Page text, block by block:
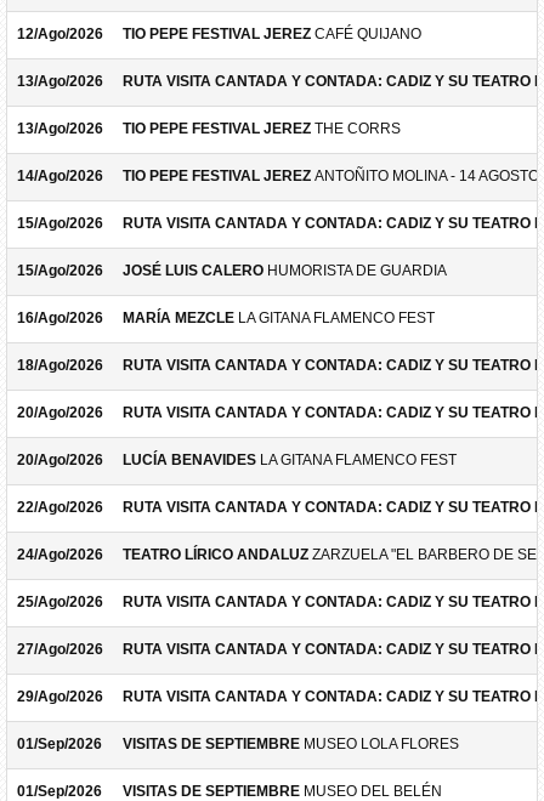
12/Ago/2026 TIO PEPE FESTIVAL JEREZ CAFÉ QUIJANO
13/Ago/2026 RUTA VISITA CANTADA Y CONTADA: CADIZ Y SU TEATRO
13/Ago/2026 TIO PEPE FESTIVAL JEREZ THE CORRS
14/Ago/2026 TIO PEPE FESTIVAL JEREZ ANTOÑITO MOLINA - 14 AGOSTO
15/Ago/2026 RUTA VISITA CANTADA Y CONTADA: CADIZ Y SU TEATRO
15/Ago/2026 JOSÉ LUIS CALERO HUMORISTA DE GUARDIA
16/Ago/2026 MARÍA MEZCLE LA GITANA FLAMENCO FEST
18/Ago/2026 RUTA VISITA CANTADA Y CONTADA: CADIZ Y SU TEATRO
20/Ago/2026 RUTA VISITA CANTADA Y CONTADA: CADIZ Y SU TEATRO
20/Ago/2026 LUCÍA BENAVIDES LA GITANA FLAMENCO FEST
22/Ago/2026 RUTA VISITA CANTADA Y CONTADA: CADIZ Y SU TEATRO
24/Ago/2026 TEATRO LÍRICO ANDALUZ ZARZUELA "EL BARBERO DE
25/Ago/2026 RUTA VISITA CANTADA Y CONTADA: CADIZ Y SU TEATRO
27/Ago/2026 RUTA VISITA CANTADA Y CONTADA: CADIZ Y SU TEATRO
29/Ago/2026 RUTA VISITA CANTADA Y CONTADA: CADIZ Y SU TEATRO
01/Sep/2026 VISITAS DE SEPTIEMBRE MUSEO LOLA FLORES
01/Sep/2026 VISITAS DE SEPTIEMBRE MUSEO DEL BELÉN